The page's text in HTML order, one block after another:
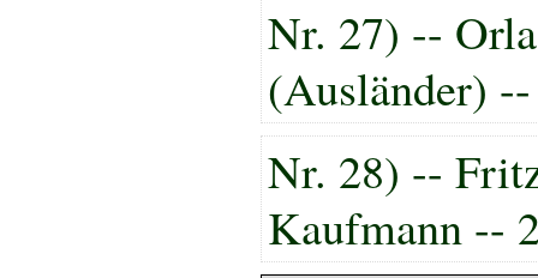
Nr. 27) --
(Ausländer)
Nr. 28) --
Kaufmann --